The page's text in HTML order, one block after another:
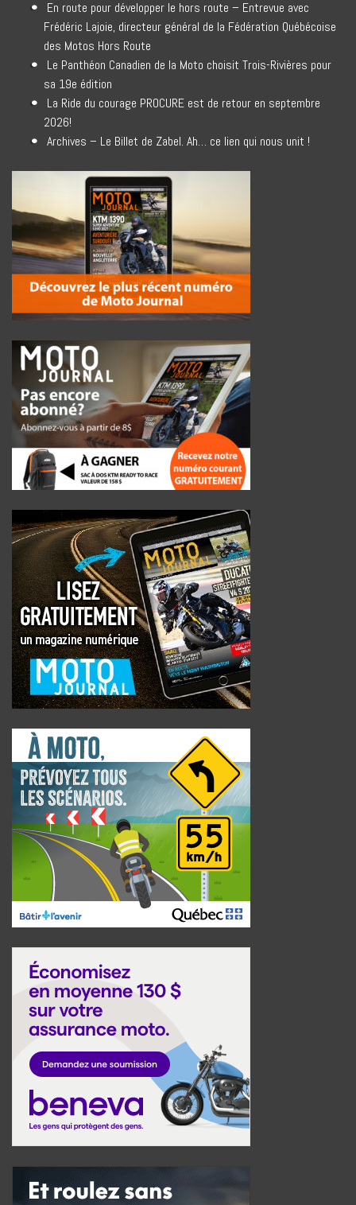
En route pour développer le hors route – Entrevue avec
Frédéric Lajoie, directeur général de la Fédération Québécoise
des Motos Hors Route
Le Panthéon Canadien de la Moto choisit Trois-Rivières pour
sa 19e édition
La Ride du courage PROCURE est de retour en septembre
2026!
Archives – Le Billet de Zabel. Ah… ce lien qui nous unit !